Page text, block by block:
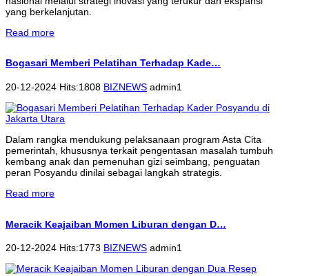
yang berkelanjutan.
Read more
Bogasari Memberi Pelatihan Terhadap Kade…
20-12-2024 Hits:1808 BIZNEWS admin1
Dalam rangka mendukung pelaksanaan program Asta Cita
pemerintah, khususnya terkait pengentasan masalah tumbuh
kembang anak dan pemenuhan gizi seimbang, penguatan
peran Posyandu dinilai sebagai langkah strategis.
Read more
Meracik Keajaiban Momen Liburan dengan D…
20-12-2024 Hits:1773 BIZNEWS admin1